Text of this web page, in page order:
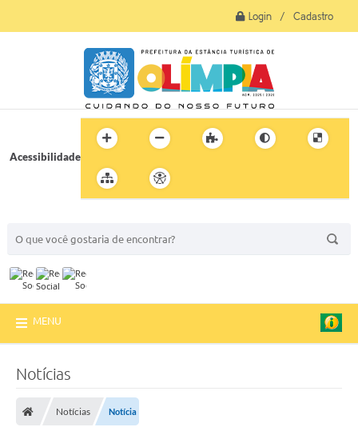
Login / Cadastro
Acessibilidade
MENU
Notícias
Notícias Notícia